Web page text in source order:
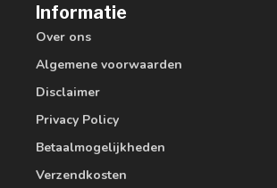
Informatie
Over ons
Algemene voorwaarden
Disclaimer
Privacy Policy
Betaalmogelijkheden
Verzendkosten